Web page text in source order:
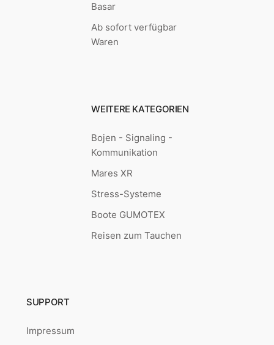
Basar
Ab sofort verfügbar
Waren
WEITERE KATEGORIEN
Bojen - Signaling -
Kommunikation
Mares XR
Stress-Systeme
Boote GUMOTEX
Reisen zum Tauchen
SUPPORT
Impressum